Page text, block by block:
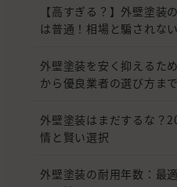
【高すぎる？】外壁塗装
は普通！相場と騙されな
外壁塗装を安く抑えるた
から優良業者の選び方まで
外壁塗装はまだするな？
情と賢い選択
外壁塗装の耐用年数：最